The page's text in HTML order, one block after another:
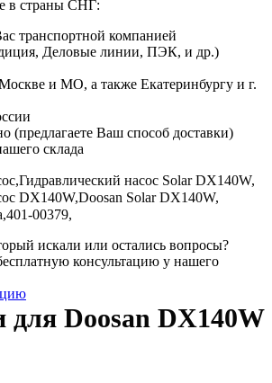
в страны СНГ:
транспортной компанией
Деловые линии, ПЭК, и др.)
и МО, а также Екатеринбургу и г.
(предлагаете Ваш способ доставки)
склада
Гидравлический насос Solar DX140W,
DX140W,Doosan Solar DX140W,
401-00379,
искали или остались вопросы?
консультацию у нашего
для Doosan DX140W